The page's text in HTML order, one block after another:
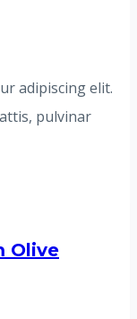
adipiscing elit.
pulvinar
Olive